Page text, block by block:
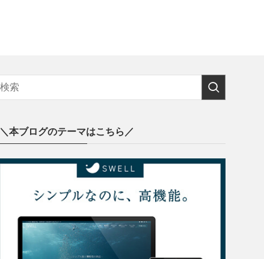
＼本ブログのテーマはこちら／